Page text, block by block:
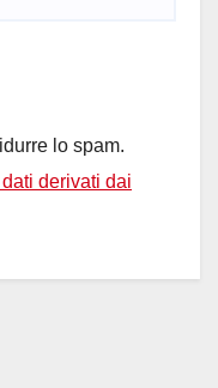
lo spam.
derivati dai